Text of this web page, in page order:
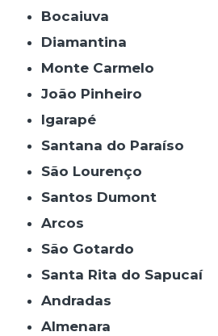
Bocaiuva
Diamantina
Monte Carmelo
João Pinheiro
Igarapé
Santana do Paraíso
São Lourenço
Santos Dumont
Arcos
São Gotardo
Santa Rita do Sapucaí
Andradas
Almenara